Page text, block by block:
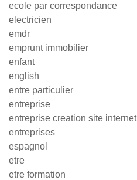
ecole par correspondance
electricien
emdr
emprunt immobilier
enfant
english
entre particulier
entreprise
entreprise creation site internet
entreprises
espagnol
etre
etre formation